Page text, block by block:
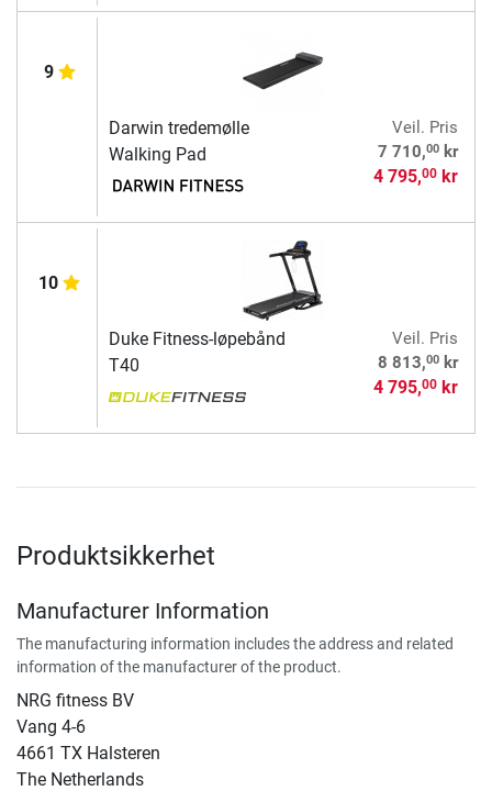
9
Darwin tredemølle
Walking Pad
Veil. Pris
7 710,00kr
4 795,00kr
10
Duke Fitness-løpebånd
T40
Veil. Pris
8 813,00kr
4 795,00kr
Produktsikkerhet
Manufacturer Information
The manufacturing information includes the address and related
information of the manufacturer of the product.
NRG fitness BV
Vang 4-6
4661 TX Halsteren
The Netherlands